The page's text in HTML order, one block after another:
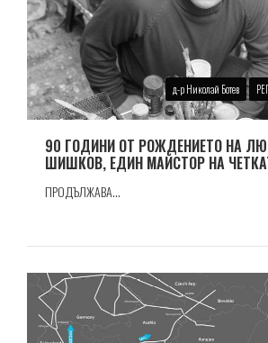
д-р Николай Ботев
90 ГОДИНИ ОТ РОЖДЕНИЕТО НА
ШИШКОВ, ЕДИН МАЙСТОР НА
ПРОДЪЛЖАВА...